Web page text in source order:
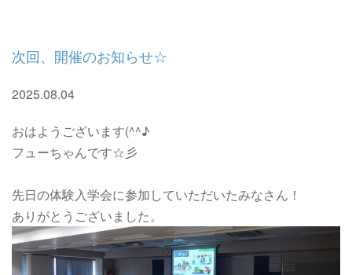
次回、開催のお知らせ☆
2025.08.04
おはようございます(^^♪
フューちゃんです☆彡
先日の体験入学会に参加していただいたみなさん！
ありがとうございました。